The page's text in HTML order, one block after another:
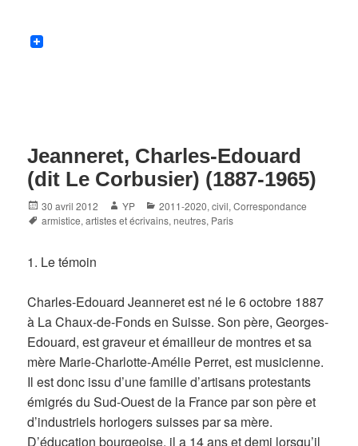
Jeanneret, Charles-Edouard
(dit Le Corbusier) (1887-1965)
Posted
on
30 avril 2012 Author
YP Categories
2011-2020,civil,Correspondance
Tags
armistice,artistes et écrivains,neutres, Paris
1. Le témoin
Charles-Edouard Jeanneret est né le 6 octobre 1887
à La Chaux-de-Fonds en Suisse. Son père, Georges-
Edouard, est graveur et émailleur de montres et sa
mère Marie-Charlotte-Amélie Perret, est musicienne.
Il est donc issu d’une famille d’artisans protestants
émigrés du Sud-Ouest de la France par son père et
d’industriels horlogers suisses par sa mère.
D’éducation bourgeoise, il a 14 ans et demi lorsqu’il